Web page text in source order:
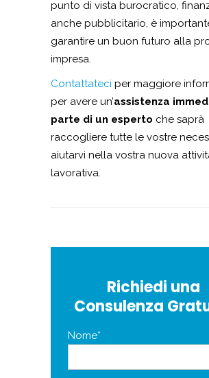
punto di vista burocratico,
anche pubblicitario, è
garantire un buon futuro alla
impresa.
Contattateci per maggiore
per avere un’assistenza
parte di un esperto che saprà
raccogliere tutte le vostre
aiutarvi nella vostra nuova
lavorativa.
Richiedi una
Consulenza
Nome*